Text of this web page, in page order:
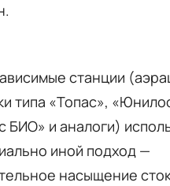
станции
типа «Топас»,
БИО» и аналоги)
иной подход —
насыщение